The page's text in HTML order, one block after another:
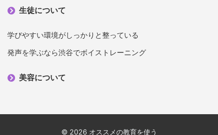
生徒について
学びやすい環境がしっかりと整っている
発声を学ぶなら渋谷でボイストレーニング
美容について
© 2026 オススメの教育を使う